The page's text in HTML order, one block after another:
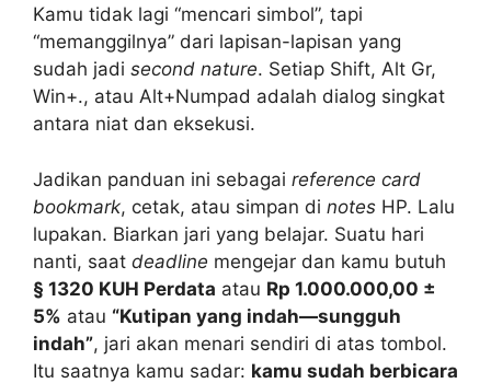
Kamu tidak lagi “mencari simbol”, tapi
“memanggilnya” dari lapisan-lapisan yang
sudah jadi second nature. Setiap Shift, Alt Gr,
Win+., atau Alt+Numpad adalah dialog singkat
antara niat dan eksekusi.
Jadikan panduan ini sebagai reference card
bookmark, cetak, atau simpan di notes HP. Lalu
lupakan. Biarkan jari yang belajar. Suatu hari
nanti, saat deadline mengejar dan kamu butuh
§ 1320 KUH Perdata atau Rp 1.000.000,00 ±
5% atau “Kutipan yang indah—sungguh
indah”, jari akan menari sendiri di atas tombol.
Itu saatnya kamu sadar: kamu sudah berbicara